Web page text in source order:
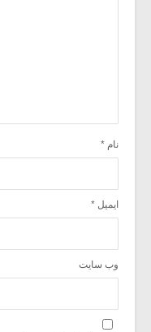
نام *
ایمیل *
وب‌ سایت